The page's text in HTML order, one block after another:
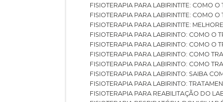
FISIOTERAPIA PARA LABIRINTITE: COMO
FISIOTERAPIA PARA LABIRINTITE: COMO
FISIOTERAPIA PARA LABIRINTITE:
FISIOTERAPIA PARA LABIRINTO: COMO O
FISIOTERAPIA PARA LABIRINTO: COMO O
FISIOTERAPIA PARA LABIRINTO: COMO
FISIOTERAPIA PARA LABIRINTO: COMO
FISIOTERAPIA PARA LABIRINTO: SAIBA
FISIOTERAPIA PARA LABIRINTO:
FISIOTERAPIA PARA REABILITAÇÃO DO